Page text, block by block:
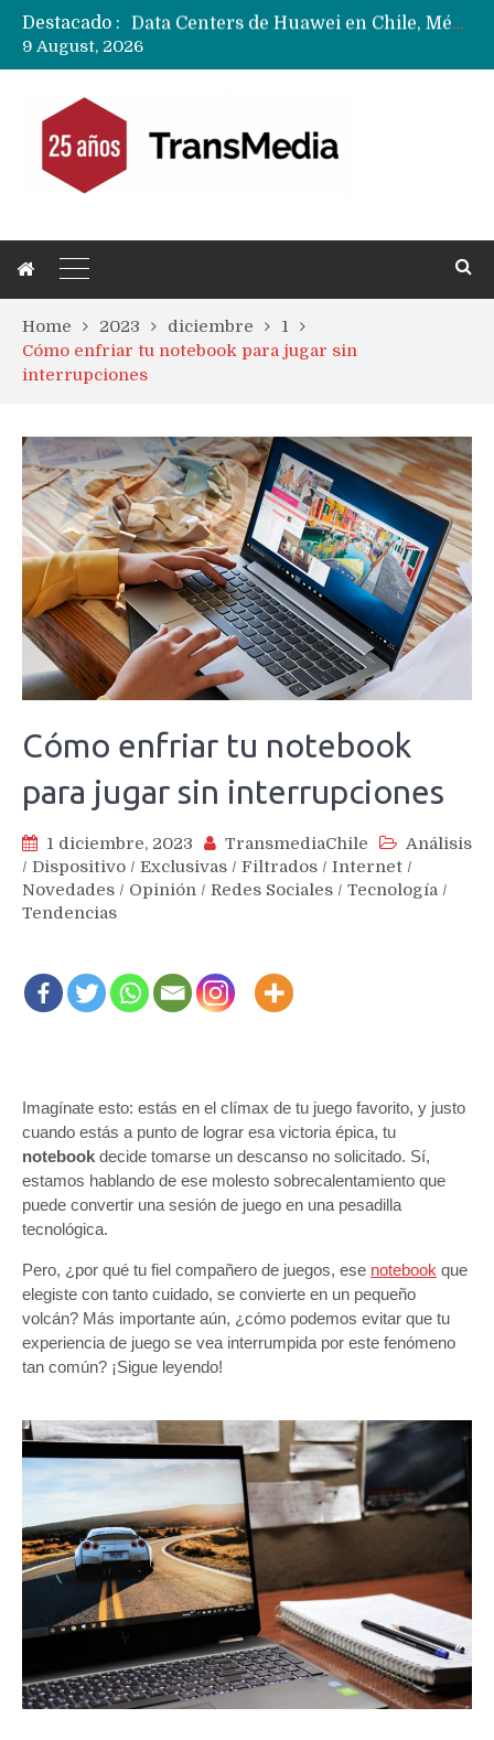
Destacado :
Data Centers de Huawei en Chile, México, Brasil,Perú y Argentina podrían verse afectados por arremetida de EE.UU
9 August, 2026
Home 2023 diciembre
1
Cómo enfriar tu notebook para jugar sin
interrupciones
Cómo enfriar tu notebook
para jugar sin interrupciones
1 diciembre, 2023 TransmediaChile
Análisis
/ Dispositivo / Exclusivas / Filtrados / Internet /
Novedades / Opinión / Redes Sociales / Tecnología /
Tendencias
Imagínate esto: estás en el clímax de tu juego favorito, y justo
cuando estás a punto de lograr esa victoria épica, tu
notebook decide tomarse un descanso no solicitado. Sí,
estamos hablando de ese molesto sobrecalentamiento que
puede convertir una sesión de juego en una pesadilla
tecnológica.
Pero, ¿por qué tu fiel compañero de juegos, ese notebook que
elegiste con tanto cuidado, se convierte en un pequeño
volcán? Más importante aún, ¿cómo podemos evitar que tu
experiencia de juego se vea interrumpida por este fenómeno
tan común? ¡Sigue leyendo!